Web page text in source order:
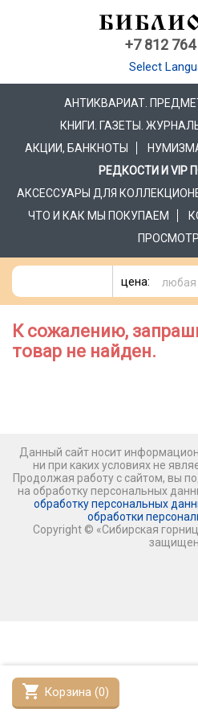
+7 812
Select
АНТИКВАРИАТ.
КНИГИ. ГАЗЕТЫ.
АКЦИИ, БАНКНОТЫ
РЕДКОСТИ И VIP
АКСЕССУАРЫ ДЛЯ
ЧТО И КАК МЫ ПОКУПАЕМ
цена:
shopping_cart Корзина (0)
К сожалению,
товар не найден.
Данный сайт носит
ни при каких условиях не
Продолжая работу с сайтом, вы
на обработку персональных
обработку персональных
обработки
Copyright © «Сибирская